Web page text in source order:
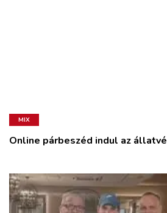
MIX
Online párbeszéd indul az